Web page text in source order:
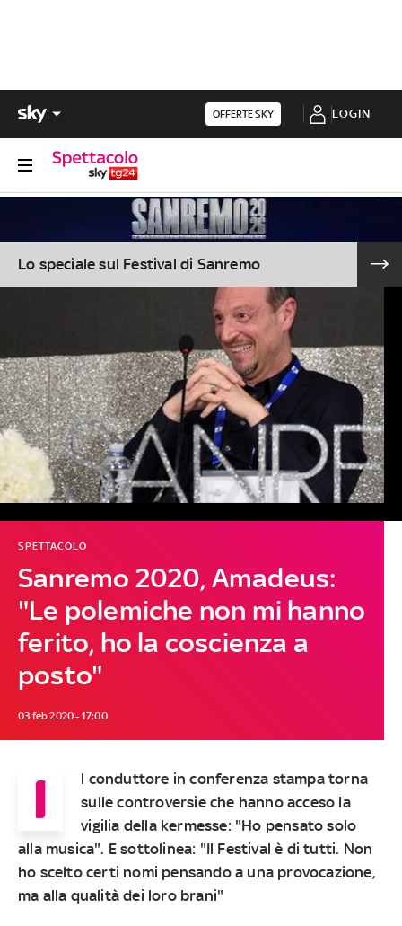
OFFERTE SKY LOGIN
Lo speciale sul Festival di Sanremo
Sanremo 2020, Amadeus:
"Le polemiche non mi hanno
ferito, ho la coscienza a
posto"
SPETTACOLO
03 feb 2020 - 17:00
I
l conduttore in conferenza stampa torna
sulle controversie che hanno acceso la
vigilia della kermesse: "Ho pensato solo
alla musica". E sottolinea: "Il Festival è di tutti. Non
ho scelto certi nomi pensando a una provocazione,
ma alla qualità dei loro brani"